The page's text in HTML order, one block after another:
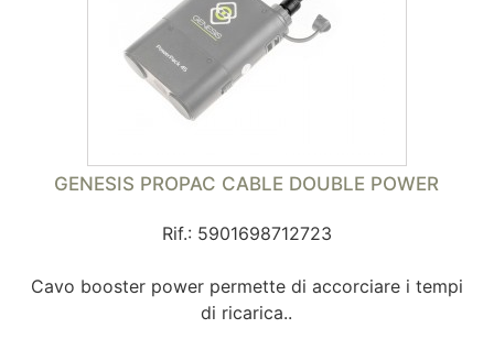
GENESIS PROPAC CABLE DOUBLE POWER
Rif.: 5901698712723
Cavo booster power permette di accorciare i tempi
di ricarica..